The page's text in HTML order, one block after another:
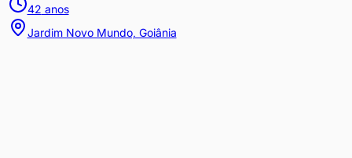
42 anos
Jardim Novo Mundo, Goiânia